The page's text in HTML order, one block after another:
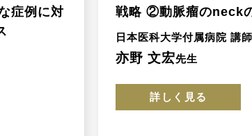
症例に対
戦略 ②動脈瘤のneck
日本医科大学付属病院 講師
亦野 文宏先生
詳しく見る